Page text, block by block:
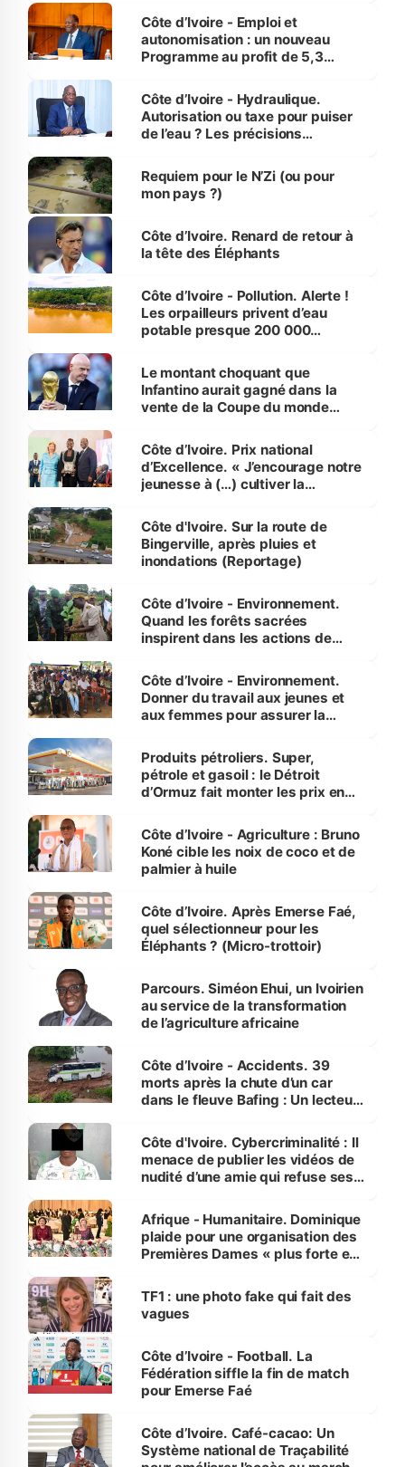
et Yamoussoukro
Côte d’Ivoire - Emploi et
autonomisation : un nouveau
Programme au profit de 5,3
Côte d’Ivoire - Hydraulique.
Autorisation ou taxe pour puiser
de l’eau ? Les précisions
Requiem pour le N’Zi (ou pour
mon pays ?)
Côte d’Ivoire. Renard de retour à
la tête des Éléphants
Côte d’Ivoire - Pollution. Alerte !
Les orpailleurs privent d’eau
potable presque 200 000
Le montant choquant que
Infantino aurait gagné dans la
vente de la Coupe du monde
Côte d’Ivoire. Prix national
d’Excellence. « J’encourage notre
jeunesse à (…) cultiver la
(Alassane Ouattara
Côte d'Ivoire. Sur la route de
Bingerville, après pluies et
inondations (Reportage)
Côte d’Ivoire - Environnement.
Quand les forêts sacrées
inspirent dans les actions de
Côte d’Ivoire - Environnement.
Donner du travail aux jeunes et
aux femmes pour assurer la
menacées
Produits pétroliers. Super,
pétrole et gasoil : le Détroit
d’Ormuz fait monter les prix en
Côte d’Ivoire - Agriculture : Bruno
Koné cible les noix de coco et de
palmier à huile
Côte d’Ivoire. Après Emerse Faé,
quel sélectionneur pour les
Éléphants ? (Micro-trottoir)
Parcours. Siméon Ehui, un Ivoirien
au service de la transformation
de l’agriculture africaine
Côte d’Ivoire - Accidents. 39
morts après la chute d’un car
dans le fleuve Bafing : Un lecteur
des Transports
Côte d'Ivoire. Cybercriminalité : Il
menace de publier les vidéos de
nudité d’une amie qui refuse ses
Afrique - Humanitaire. Dominique
plaide pour une organisation des
Premières Dames « plus forte et
sur la scène internationale »
TF1 : une photo fake qui fait des
vagues
Côte d’Ivoire - Football. La
Fédération siffle la fin de match
pour Emerse Faé
Côte d’Ivoire. Café-cacao: Un
Système national de Traçabilité